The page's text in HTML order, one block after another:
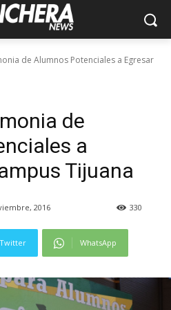
de Alumnos Potenciales a Egresar
de
a
Tijuana
2016 330
Twitter WhatsApp